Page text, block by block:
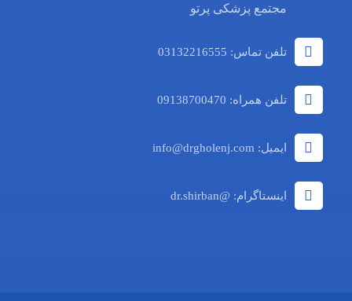
مجتمع پزشکی پرتو
تلفن تماس: 03132216555
تلفن همراه: 09138700470
ایمیل: info@drgholenj.com
اینستاگرام: @dr.shirban